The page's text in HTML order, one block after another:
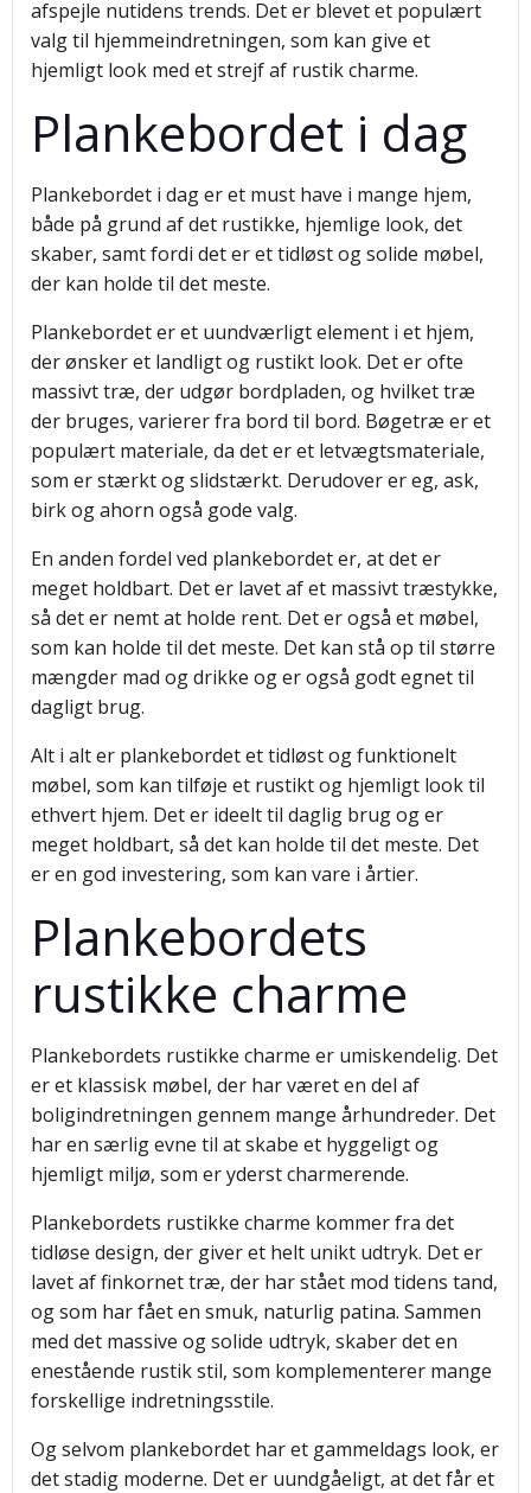
afspejle nutidens trends. Det er blevet et populært
valg til hjemmeindretningen, som kan give et
hjemligt look med et strejf af rustik charme.
Plankebordet i dag
Plankebordet i dag er et must have i mange hjem,
både på grund af det rustikke, hjemlige look, det
skaber, samt fordi det er et tidløst og solide møbel,
der kan holde til det meste.
Plankebordet er et uundværligt element i et hjem,
der ønsker et landligt og rustikt look. Det er ofte
massivt træ, der udgør bordpladen, og hvilket træ
der bruges, varierer fra bord til bord. Bøgetræ er et
populært materiale, da det er et letvægtsmateriale,
som er stærkt og slidstærkt. Derudover er eg, ask,
birk og ahorn også gode valg.
En anden fordel ved plankebordet er, at det er
meget holdbart. Det er lavet af et massivt træstykke,
så det er nemt at holde rent. Det er også et møbel,
som kan holde til det meste. Det kan stå op til større
mængder mad og drikke og er også godt egnet til
dagligt brug.
Alt i alt er plankebordet et tidløst og funktionelt
møbel, som kan tilføje et rustikt og hjemligt look til
ethvert hjem. Det er ideelt til daglig brug og er
meget holdbart, så det kan holde til det meste. Det
er en god investering, som kan vare i årtier.
Plankebordets
rustikke charme
Plankebordets rustikke charme er umiskendelig. Det
er et klassisk møbel, der har været en del af
boligindretningen gennem mange århundreder. Det
har en særlig evne til at skabe et hyggeligt og
hjemligt miljø, som er yderst charmerende.
Plankebordets rustikke charme kommer fra det
tidløse design, der giver et helt unikt udtryk. Det er
lavet af finkornet træ, der har stået mod tidens tand,
og som har fået en smuk, naturlig patina. Sammen
med det massive og solide udtryk, skaber det en
enestående rustik stil, som komplementerer mange
forskellige indretningsstile.
Og selvom plankebordet har et gammeldags look, er
det stadig moderne. Det er uundgåeligt, at det får et